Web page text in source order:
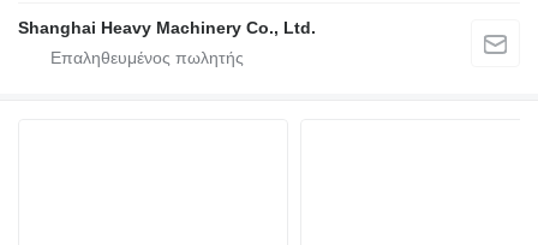
Shanghai Heavy Machinery Co., Ltd.